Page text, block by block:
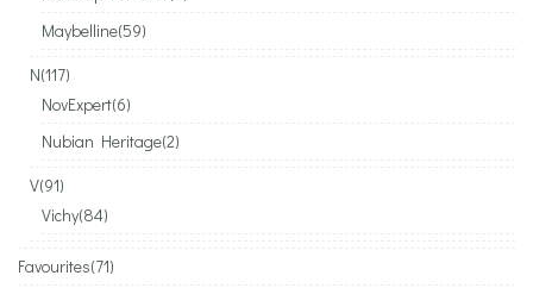
Maybelline(59)
N(117)
NovExpert(6)
Nubian Heritage(2)
V(91)
Vichy(84)
Favourites(71)